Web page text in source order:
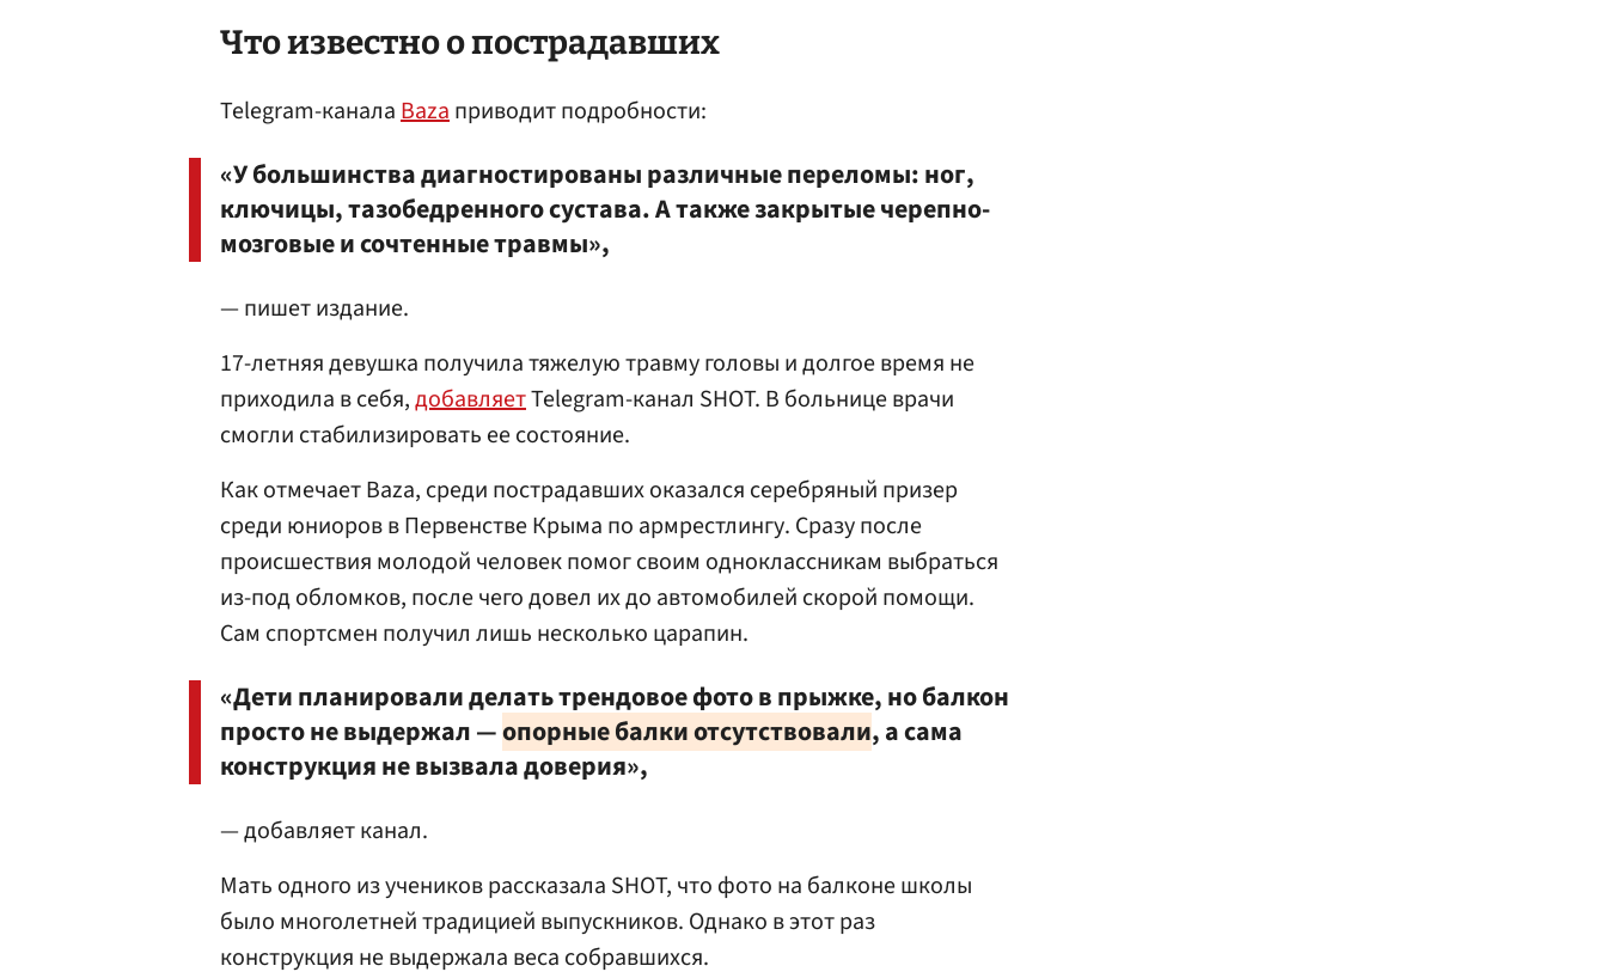
Что известно о пострадавших
Telegram-каналаBazaприводит подробности:
«У большинства диагностированы различные переломы: ног,
ключицы, тазобедренного сустава. А также закрытые черепно-
мозговые и сочтенные травмы»,
— пишет издание.
17-летняя девушка получила тяжелую травму головы и долгое время не
приходила в себя,добавляетTelegram-канал SHOT. В больнице врачи
смогли стабилизировать ее состояние.
Как отмечает Baza, среди пострадавших оказался серебряный призер
среди юниоров в Первенстве Крыма по армрестлингу. Сразу после
происшествия молодой человек помог своим одноклассникам выбраться
из-под обломков, после чего довел их до автомобилей скорой помощи.
Сам спортсмен получил лишь несколько царапин.
«Дети планировали делать трендовое фото в прыжке, но балкон
просто не выдержал —опорные балки отсутствовали, а сама
конструкция не вызвала доверия»,
— добавляет канал.
Мать одного из учеников рассказала SHOT, что фото на балконе школы
было многолетней традицией выпускников. Однако в этот раз
конструкция не выдержала веса собравшихся.